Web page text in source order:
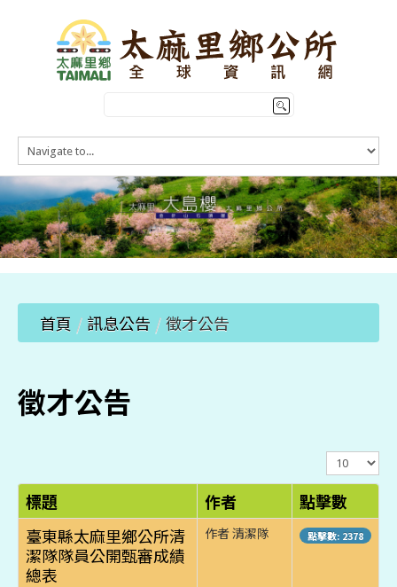
HOME
訊息公告
本鄉簡介
公所介紹
觀光導覽
便民服務
首頁 / 訊息公告 /徵才公告
徵才公告
顯
示
數
目
標題 作者
點擊數
臺東縣太麻里鄉公所清
潔隊隊員公開甄審成績
總表
作者 清潔隊 點擊數: 2378